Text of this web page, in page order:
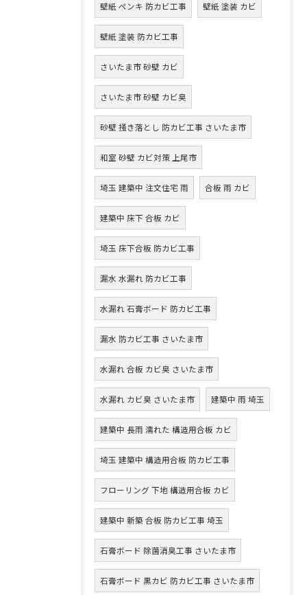
壁紙 ペンキ 防カビ工事 壁紙 塗装 カビ
壁紙 塗装 防カビ工事
さいたま市 砂壁 カビ
さいたま市 砂壁 カビ臭
砂壁 掻き落とし 防カビ工事 さいたま市
和室 砂壁 カビ対策 上尾市
埼玉 建築中 注文住宅 雨 合板 雨 カビ
建築中 床下 合板 カビ
埼玉 床下合板 防カビ工事
漏水 水漏れ 防カビ工事
水漏れ 石膏ボード 防カビ工事
漏水 防カビ工事 さいたま市
水漏れ 合板 カビ臭 さいたま市
水漏れ カビ臭 さいたま市 建築中 雨 埼玉
建築中 長雨 濡れた 構造用合板 カビ
埼玉 建築中 構造用合板 防カビ工事
フローリング 下地 構造用合板 カビ
建築中 新築 合板 防カビ工事 埼玉
石膏ボード 除菌消臭工事 さいたま市
石膏ボード 黒カビ 防カビ工事 さいたま市